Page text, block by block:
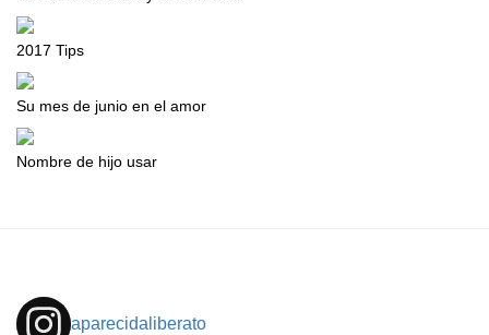
2017 Tips
Su mes de junio en el amor
Nombre de hijo usar
aparecidaliberato